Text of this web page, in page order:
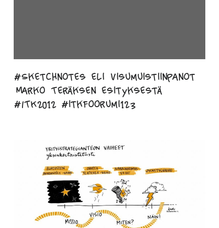
#Sketchnotes eli visumuistiinpanot
Marko Teräksen esityksestä
#ITK2012 #itkfoorumi123